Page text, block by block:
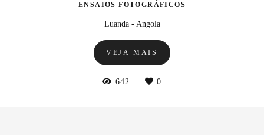
ENSAIOS FOTOGRÁFICOS
Luanda - Angola
VEJA MAIS
642 0